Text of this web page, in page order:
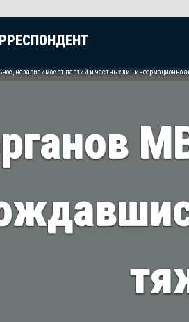
независимое от партий и частных лиц информационно-